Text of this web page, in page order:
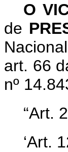
O
de
art. 66
nº
“Art.
‘Art.